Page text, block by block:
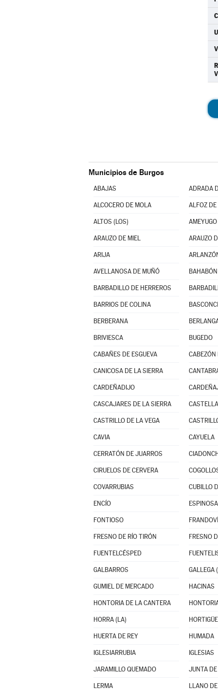
Municipios de Burgos
ABAJAS ADRADA
ALCOCERO DE MOLA ALFOZ DE
ALTOS (LOS) AMEYUGO
ARAUZO DE MIEL ARAUZO
ARIJA
AVELLANOSA DE MUÑÓ
BARBADILLO DE HERREROS
BARRIOS DE COLINA
BERBERANA
BRIVIESCA BUGEDO
CABAÑES DE ESGUEVA CABEZÓN
CANICOSA DE LA SIERRA
CARDEÑADIJO
CASCAJARES DE LA SIERRA
CASTRILLO DE LA VEGA
CAVIA CAYUELA
CERRATÓN DE JUARROS
CIRUELOS DE CERVERA
COVARRUBIAS CUBILLO
ENCÍO
FONTIOSO
FRESNO DE RÍO TIRÓN FRESNO
FUENTELCÉSPED
GALBARROS GALLEGA
GUMIEL DE MERCADO HACINAS
HONTORIA DE LA CANTERA
HORRA (LA)
HUERTA DE REY HUMADA
IGLESIARRUBIA IGLESIAS
JARAMILLO QUEMADO JUNTA
LERMA LLANO